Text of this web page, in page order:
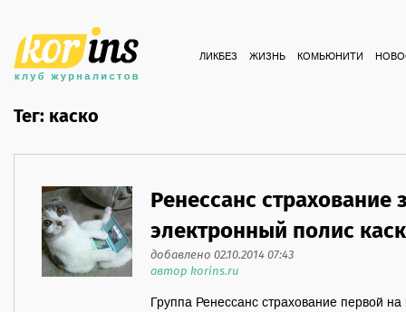
ЛИКБЕЗ ЖИЗНЬ КОМЬЮНИТИ
Тег: каско
Ренессанс страхование
электронный полис
добавлено 02.10.2014 07:43
автор korins.ru
Группа Ренессанс страхование первой